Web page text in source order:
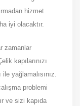
hizmet
iyi olacaktır.
zamanlar
kapılarınızı
yağlamalısınız.
problemi
ve sizi kapıda